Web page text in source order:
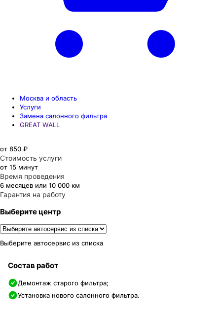
Москва и область
Услуги
Замена салонного фильтра
GREAT WALL
от 850 ₽
Стоимость услуги
от 15 минут
Время проведения
6 месяцев или 10 000 км
Гарантия на работу
Выберите центр
Выберите автосервис из списка
Состав работ
Демонтаж старого фильтра;
Установка нового салонного фильтра.